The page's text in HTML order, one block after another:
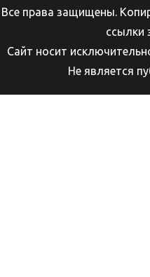
Все права защищены.
ссылки
Сайт носит
Не является